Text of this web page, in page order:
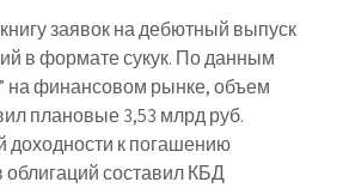
заявок на дебютный выпуск
в формате сукук. По данным
на финансовом рынке, объем
плановые 3,53 млрд руб.
доходности к погашению
составил КБД